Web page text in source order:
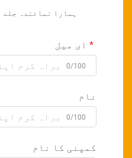
ہمارا نمائندہ
ای میل
0/100
نام
0/100
کمپنی کا نام